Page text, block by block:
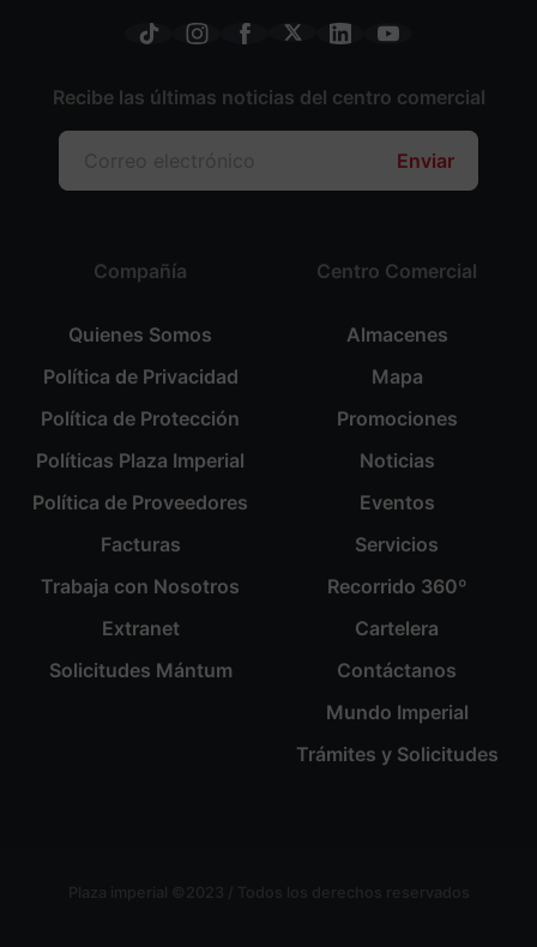
Compañía
Quienes Somos
Política de Privacidad
Política de Protección
Políticas Plaza Imperial
Política de Proveedores
Facturas
Trabaja con Nosotros
Extranet
Solicitudes Mántum
Centro Comercial
Almacenes
Mapa
Promociones
Noticias
Eventos
Servicios
Recorrido 360º
Cartelera
Contáctanos
Mundo Imperial
Trámites y Solicitudes
Recibe las últimas noticias del centro comercial
Enviar
Plaza imperial ©2023 / Todos los derechos reservados